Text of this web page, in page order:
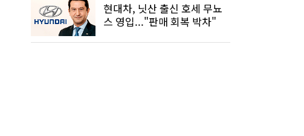
현대차, 닛산 출신 호세 무뇨
스 영입..."판매 회복 박차"